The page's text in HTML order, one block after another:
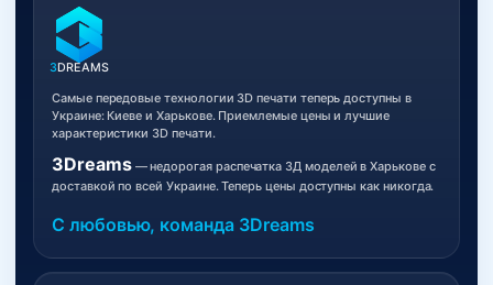
3DREAMS
Самые передовые технологии 3D печати теперь доступны в
Украине: Киеве и Харькове. Приемлемые цены и лучшие
характеристики 3D печати.
3Dreams— недорогая распечатка 3Д моделей в Харькове с
доставкой по всей Украине. Теперь цены доступны как никогда.
С любовью, команда 3Dreams